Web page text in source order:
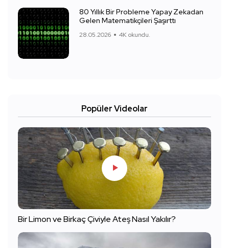
80 Yıllık Bir Probleme Yapay Zekadan
Gelen Matematikçileri Şaşırttı
28.05.2026 4K okundu.
Popüler Videolar
Bir Limon ve Birkaç Çiviyle Ateş Nasıl Yakılır?